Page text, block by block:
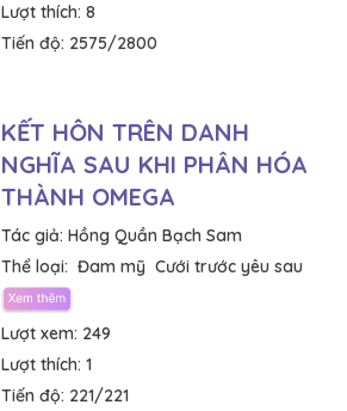
Lượt thích: 8
Tiến độ: 2575/2800
KẾT HÔN TRÊN DANH
NGHĨA SAU KHI PHÂN HÓA
THÀNH OMEGA
Tác giả: Hồng Quần Bạch Sam
Thể loại: Đam mỹ Cưới trước yêu sau
Lượt xem: 249
Lượt thích: 1
Tiến độ: 221/221